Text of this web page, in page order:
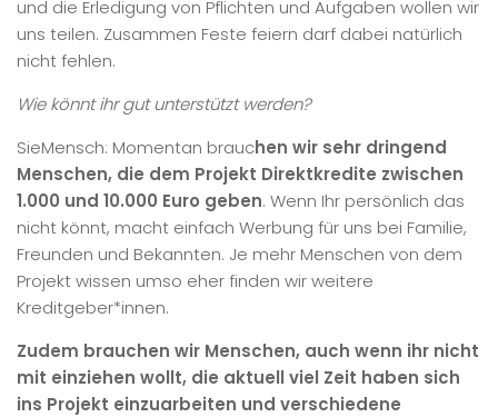
und die Erledigung von Pflichten und Aufgaben wollen wir
uns teilen. Zusammen Feste feiern darf dabei natürlich
nicht fehlen.
Wie könnt ihr gut unterstützt werden?
SieMensch: Momentan brauchen wir sehr dringend
Menschen, die dem Projekt Direktkredite zwischen
1.000 und 10.000 Euro geben. Wenn Ihr persönlich das
nicht könnt, macht einfach Werbung für uns bei Familie,
Freunden und Bekannten. Je mehr Menschen von dem
Projekt wissen umso eher finden wir weitere
Kreditgeber*innen.
Zudem brauchen wir Menschen, auch wenn ihr nicht
mit einziehen wollt, die aktuell viel Zeit haben sich
ins Projekt einzuarbeiten und verschiedene